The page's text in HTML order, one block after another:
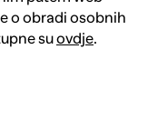
o obradi osobnih
suovdje.